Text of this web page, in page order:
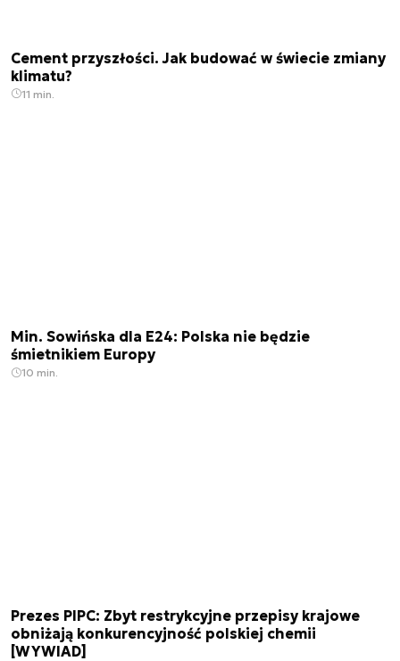
Cement przyszłości. Jak budować w świecie zmiany
klimatu?
11 min.
Min. Sowińska dla E24: Polska nie będzie
śmietnikiem Europy
10 min.
Prezes PIPC: Zbyt restrykcyjne przepisy krajowe
obniżają konkurencyjność polskiej chemii
[WYWIAD]